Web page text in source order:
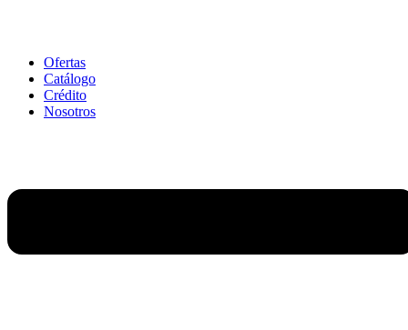
Ofertas
Catálogo
Crédito
Nosotros